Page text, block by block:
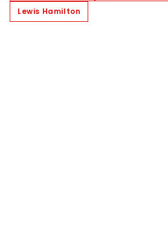
Lewis Hamilton